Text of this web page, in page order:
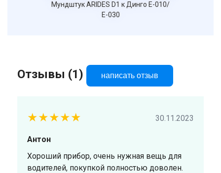
Мундштук ARIDES D1 к Динго Е-010/
Е-030
Отзывы (1) написать отзыв
★★★★★ 30.11.2023
Антон
Хороший прибор, очень нужная вещь для
водителей, покупкой полностью доволен.